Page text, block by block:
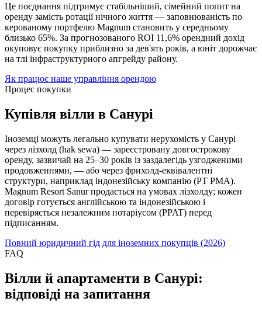
Це поєднання підтримує стабільніший, сімейний попит на
оренду замість ротації нічного життя — заповнюваність по
керованому портфелю Magnum становить у середньому
близько 65%. За прогнозованого ROI 11,6% орендний дохід
окуповує покупку приблизно за дев'ять років, а юніт дорожчає
на тлі інфраструктурного апгрейду району.
Як працює наше управління орендою
Процес покупки
Купівля вілли в Санурі
Іноземці можуть легально купувати нерухомість у Санурі
через лізхолд (hak sewa) — зареєстровану довгострокову
оренду, зазвичай на 25–30 років із заздалегідь узгодженими
продовженнями, — або через фрихолд-еквівалентні
структури, наприклад індонезійську компанію (PT PMA).
Magnum Resort Sanur продається на умовах лізхолду; кожен
договір готується англійською та індонезійською і
перевіряється незалежним нотаріусом (PPAT) перед
підписанням.
Повний юридичний гід для іноземних покупців (2026)
FAQ
Вілли й апартаменти в Санурі:
відповіді на запитання